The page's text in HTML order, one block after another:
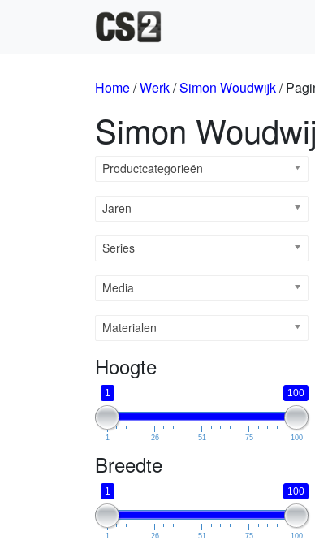
Hoofdnavigatie
Home/Werk/Simon Woudwijk/
Simon
Productcategorieën
Jaren
Series
Media
Materialen
Hoogte
1 100
1 26 51 75 100
Breedte
1 100
1 26 51 75 100